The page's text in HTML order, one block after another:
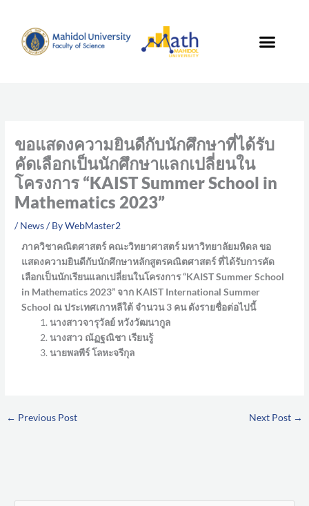
content
ขอแสดงความยินดีกับนักศึกษาที่ได้รับ
คัดเลือกเป็นนักศึกษาแลกเปลี่ยนใน
โครงการ “KAIST Summer School in
Mathematics 2023”
/News/ ByWebMaster2
ภาควิชาคณิตศาสตร์ คณะวิทยาศาสตร์ มหาวิทยาลัยมหิดล ขอ
แสดงความยินดีกับนักศึกษาหลักสูตรคณิตศาสตร์ ที่ได้รับการคัด
เลือกเป็นนักเรียนแลกเปลี่ยนในโครงการ “KAIST Summer School
in Mathematics 2023” จาก KAIST International Summer
School ณ ประเทศเกาหลีใต้ จำนวน 3 คน ดังรายชื่อต่อไปนี้
นางสาวจารุวัลย์ หวังวัฒนากูล
นางสาว ณัฏฐณิชา เรียนรู้
นายพลพีร์ โลหะจรีกุล
← Previous Post Next Post →